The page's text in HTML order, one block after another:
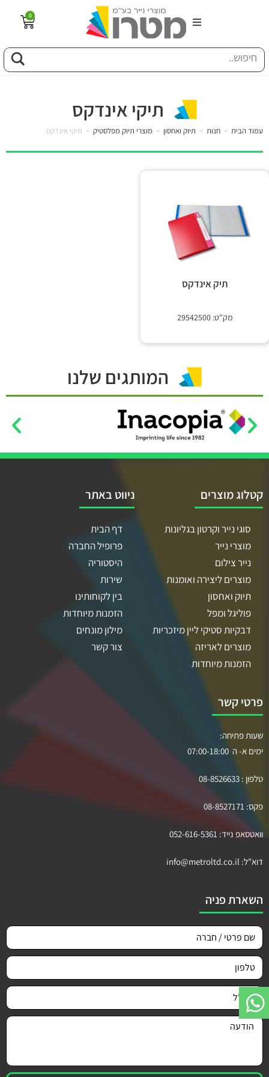
0
תיקי אינדקס
עמוד הבית > חנות > תיוק ואחסון > מוצרי תיוק מפלסטיק > תיקי אינדקס
תיק אינדקס
מק"ט: 29542500
המותגים שלנו
קטלוג מוצרים
סוגי נייר וקרטון בגליונות
מוצרי נייר
נייר צילום
מוצרים ליצירה ואומנות
תיוק ואחסון
פוליגל ומפל
דבקיות סטיקי ליין מיזכריות
מוצרים לאריזה
הזמנות מיוחדות
ניווט באתר
דף הבית
פרופיל החברה
היסטוריה
שירות
בין לקוחותינו
הזמנות מיוחדות
מילון מונחים
צור קשר
פרטי קשר
שעות פתיחה:
ימים א- ה 07:00-18:00
טלפון : 08-8526633
פקס: 08-8527171
וואטסאפ נייד: 052-616-5361
דוא"ל: info@metroltd.co.il
השארת פניה